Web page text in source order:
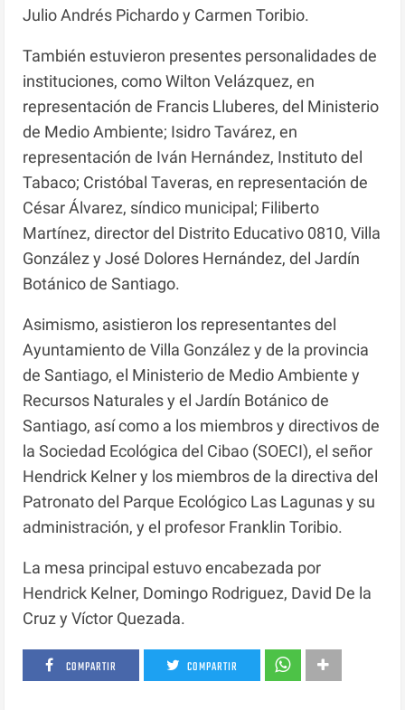
Julio Andrés Pichardo y Carmen Toribio.
También estuvieron presentes personalidades de
instituciones, como Wilton Velázquez, en
representación de Francis Lluberes, del Ministerio
de Medio Ambiente; Isidro Tavárez, en
representación de Iván Hernández, Instituto del
Tabaco; Cristóbal Taveras, en representación de
César Álvarez, síndico municipal; Filiberto
Martínez, director del Distrito Educativo 0810, Villa
González y José Dolores Hernández, del Jardín
Botánico de Santiago.
Asimismo, asistieron los representantes del
Ayuntamiento de Villa González y de la provincia
de Santiago, el Ministerio de Medio Ambiente y
Recursos Naturales y el Jardín Botánico de
Santiago, así como a los miembros y directivos de
la Sociedad Ecológica del Cibao (SOECI), el señor
Hendrick Kelner y los miembros de la directiva del
Patronato del Parque Ecológico Las Lagunas y su
administración, y el profesor Franklin Toribio.
La mesa principal estuvo encabezada por
Hendrick Kelner, Domingo Rodriguez, David De la
Cruz y Víctor Quezada.
COMPARTIR COMPARTIR